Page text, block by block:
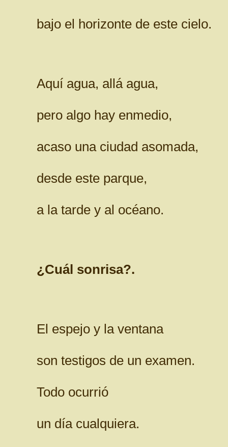
bajo el horizonte de este cielo.
Aquí agua, allá agua,
pero algo hay enmedio,
acaso una ciudad asomada,
desde este parque,
a la tarde y al océano.
¿Cuál sonrisa?.
El espejo y la ventana
son testigos de un examen.
Todo ocurrió
un día cualquiera.